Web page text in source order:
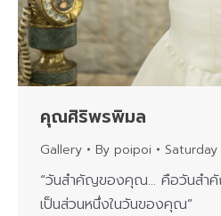
คุณศิริพรพิมล
Gallery By poipoi
“วันสำคัญของคุณ… คือวันสำคั
เป็นส่วนหนึ่งในวันของคุณ”